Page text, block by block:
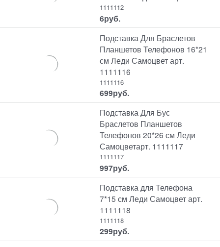
1111112
6руб.
Подставка Для Браслетов
Планшетов Телефонов 16*21
см Леди Самоцвет арт.
1111116
1111116
699руб.
Подставка Для Бус
Браслетов Планшетов
Телефонов 20*26 см Леди
Самоцветарт. 1111117
1111117
997руб.
Подставка для Телефона
7*15 см Леди Самоцвет арт.
1111118
1111118
299руб.